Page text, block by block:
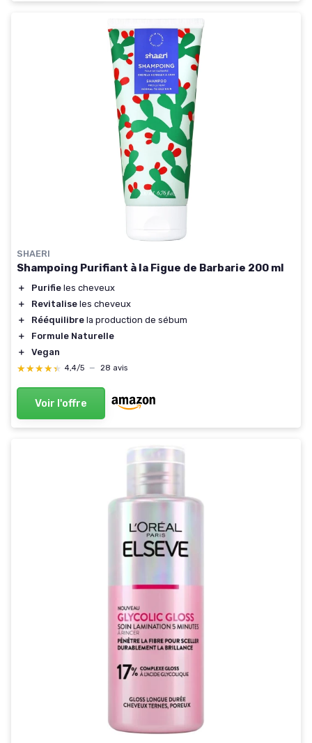
SHAERI
Shampoing Purifiant à la Figue de Barbarie 200 ml
＋ Purifie les cheveux
＋
Revitalise les cheveux
＋
Rééquilibre la production de sébum
＋
Formule Naturelle
＋
Vegan
★★★★★
★★★★★ 4,4/5 — 28 avis
Voir l'offre